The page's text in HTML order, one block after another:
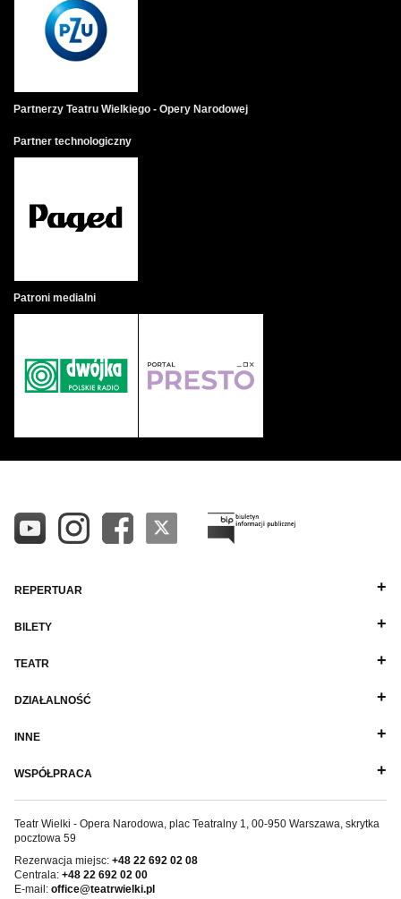
Partnerzy Teatru Wielkiego - Opery Narodowej
Partner technologiczny
Patroni medialni
REPERTUAR
BILETY
TEATR
DZIAŁALNOŚĆ
INNE
WSPÓŁPRACA
Teatr Wielki - Opera Narodowa, plac Teatralny 1, 00-950 Warszawa, skrytka
pocztowa 59
Rezerwacja miejsc: +48 22 692 02 08
Centrala: +48 22 692 02 00
E-mail: office@teatrwielki.pl